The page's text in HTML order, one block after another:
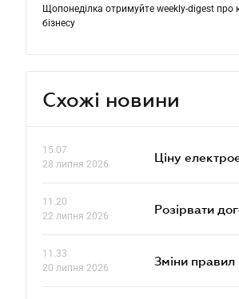
Щопонеділка отримуйте weekly-digest про
бізнесу
Схожі новини
15.07
28 липня 2026
Ціну
11.20
22 липня 2026
Розірвати
11.33
20 липня 2026
Зміни правил